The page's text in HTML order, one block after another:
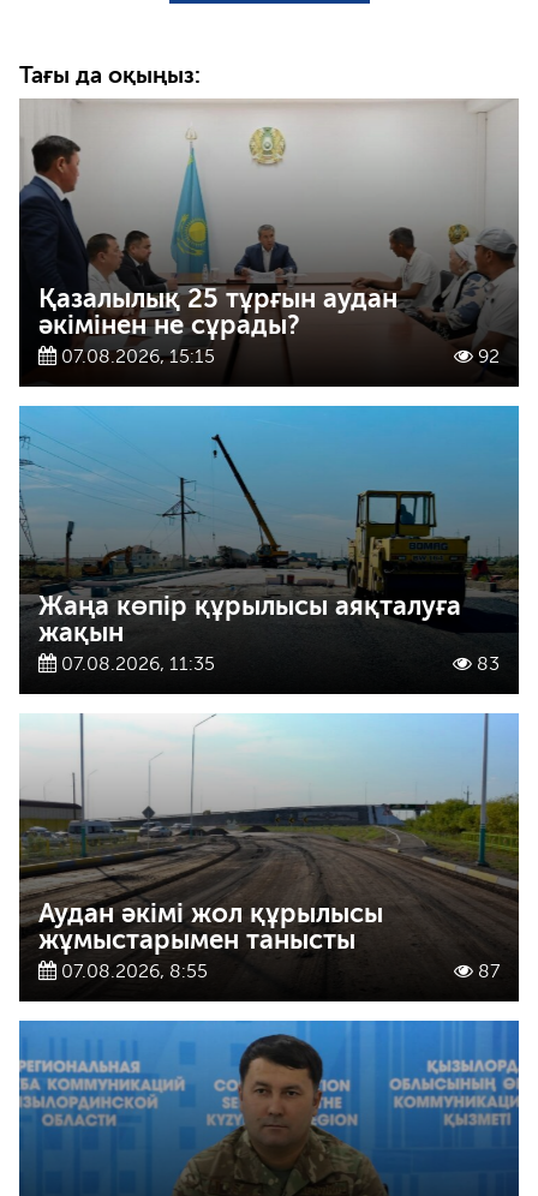
Тағы да оқыңыз:
Қазалылық 25 тұрғын аудан
әкімінен не сұрады?
07.08.2026, 15:15 92
Жаңа көпір құрылысы аяқталуға
жақын
07.08.2026, 11:35 83
Аудан әкімі жол құрылысы
жұмыстарымен танысты
07.08.2026, 8:55 87